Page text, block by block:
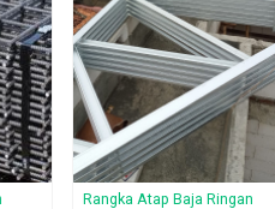
Rangka Atap Baja Ringan